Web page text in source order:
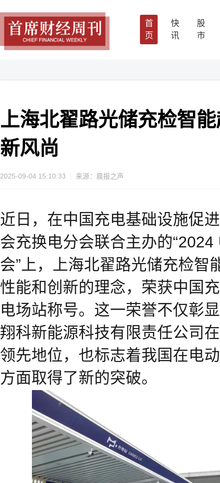
首
页
快
讯
股
市
上海北翟路光储充检智
新风尚
2025-09-04 15:10:33 来源：晨报之声
近日，在中国充电基础设施促
会充换电分会联合主办的
会”上，上海北翟路光储充检智
性能和创新的理念，荣获中国
电场站称号。这一荣誉不仅彰
翔科新能源科技有限责任公司
领先地位，也标志着我国在电
方面取得了新的突破。